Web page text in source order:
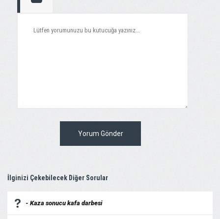
Yorum Gönder
İlginizi Çekebilecek Diğer Sorular
- Kaza sonucu kafa darbesi